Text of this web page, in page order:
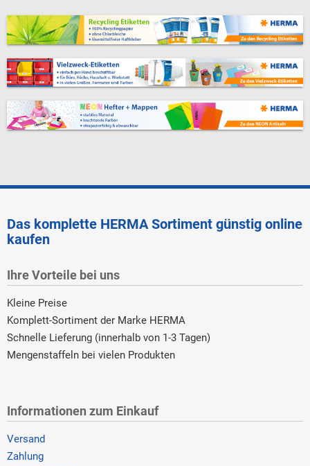
Das komplette HERMA Sortiment günstig online
kaufen
Ihre Vorteile bei uns
Kleine Preise
Komplett-Sortiment der Marke HERMA
Schnelle Lieferung (innerhalb von 1-3 Tagen)
Mengenstaffeln bei vielen Produkten
Informationen zum Einkauf
Versand
Zahlung